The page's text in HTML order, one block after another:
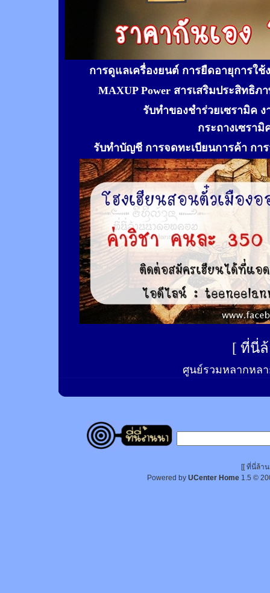
การดูแลเครื่องยนต์ การยืดอายุการใ
MAXUP Power สารเสริมประสิทธิ
รับทำของชำร่วยเซรามิค
กระถางเซรา
รับทำบัญชี การจดทะเบียนการค้า กา
[ ที่นี่
ศูนย์รวมหลากหลา
[[ ที่นี่ล้า
Powered by UCenter Home 1.5 ©